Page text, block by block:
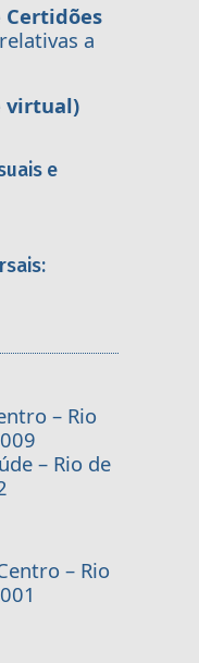
Certidões
a
virtual)
e
– Rio
– Rio de
– Rio